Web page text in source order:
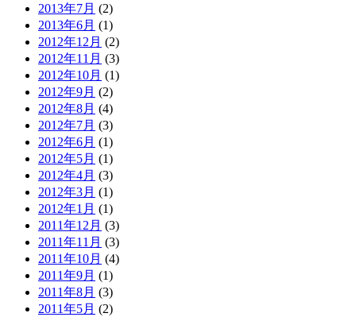
2013年7月 (2)
2013年6月 (1)
2012年12月 (2)
2012年11月 (3)
2012年10月 (1)
2012年9月 (2)
2012年8月 (4)
2012年7月 (3)
2012年6月 (1)
2012年5月 (1)
2012年4月 (3)
2012年3月 (1)
2012年1月 (1)
2011年12月 (3)
2011年11月 (3)
2011年10月 (4)
2011年9月 (1)
2011年8月 (3)
2011年5月 (2)